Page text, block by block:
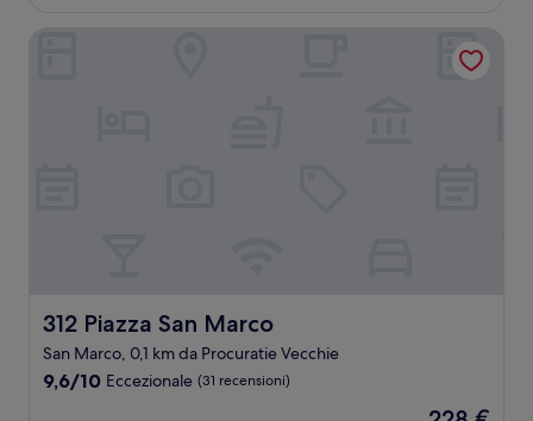
814 €
312 Piazza San Marco
312 Piazza San Marco
San Marco, 0,1 km da Procuratie Vecchie
9.6
9,6/10 Eccezionale (31 recensioni)
Il